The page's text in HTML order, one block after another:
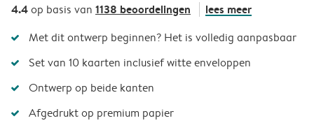
4.4op basis van 1138 beoordelingen lees meer
Met dit ontwerp beginnen? Het is volledig aanpasbaar
Set van 10 kaarten inclusief witte enveloppen
Ontwerp op beide kanten
Afgedrukt op premium papier